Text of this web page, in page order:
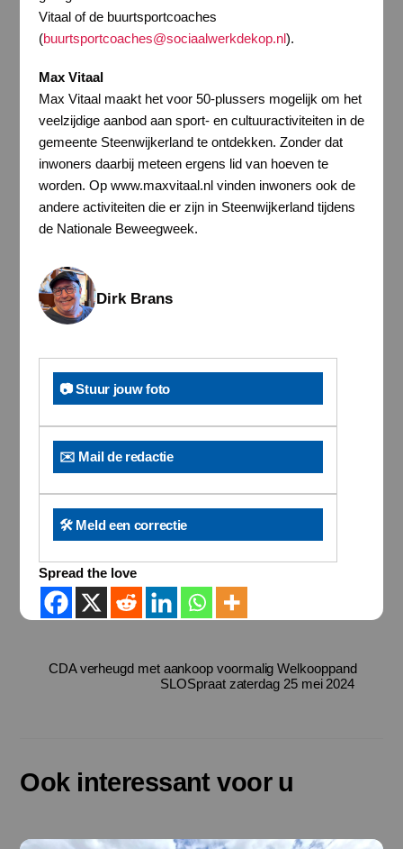
Vitaal of de buurtsportcoaches
(buurtsportcoaches@sociaalwerkdekop.nl).
Max Vitaal
Max Vitaal maakt het voor 50-plussers mogelijk om het
veelzijdige aanbod aan sport- en cultuuractiviteiten in de
gemeente Steenwijkerland te ontdekken. Zonder dat
inwoners daarbij meteen ergens lid van hoeven te
worden. Op www.maxvitaal.nl vinden inwoners ook de
andere activiteiten die er zijn in Steenwijkerland tijdens
de Nationale Beweegweek.
Dirk Brans
📷 Stuur jouw foto
✉️ Mail de redactie
🛠️ Meld een correctie
Spread the love
CDA verheugd met aankoop voormalig Welkooppand
SLOSpraat zaterdag 25 mei 2024
Ook interessant voor u